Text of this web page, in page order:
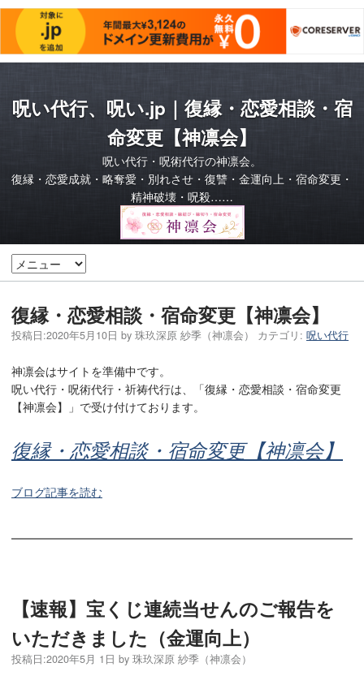
呪い代行、呪い.jp｜復縁・恋愛相談・宿
命変更【神凛会】
呪い代行・呪術代行の神凛会。
復縁・恋愛成就・略奪愛・別れさせ・復讐・金運向上・宿命変更・
精神破壊・呪殺……
復縁・恋愛相談・宿命変更【神凛会】
投稿日:2020年5月10日 by 珠玖深原 紗季（神凛会） カテゴリ: 呪い代行
神凛会はサイトを準備中です。
呪い代行・呪術代行・祈祷代行は、「復縁・恋愛相談・宿命変更
【神凛会】」で受け付けております。
復縁・恋愛相談・宿命変更【神凛会】
ブログ記事を読む
【速報】宝くじ連続当せんのご報告を
いただきました（金運向上）
投稿日:2020年5月 1日 by 珠玖深原 紗季（神凛会）